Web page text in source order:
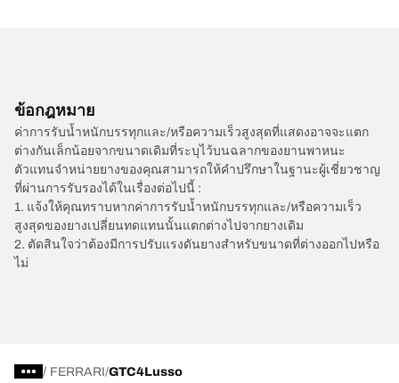
ข้อกฎหมาย
ค่าการรับน้ำหนักบรรทุกและ/หรือความเร็วสูงสุดที่แสดงอาจจะแตก
ต่างกันเล็กน้อยจากขนาดเดิมที่ระบุไว้บนฉลากของยานพาหนะ
ตัวแทนจำหน่ายยางของคุณสามารถให้คำปรึกษาในฐานะผู้เชี่ยวชาญ
ที่ผ่านการรับรองได้ในเรื่องต่อไปนี้ :
1. แจ้งให้คุณทราบหากค่าการรับน้ำหนักบรรทุกและ/หรือความเร็ว
สูงสุดของยางเปลี่ยนทดแทนนั้นแตกต่างไปจากยางเดิม
2. ตัดสินใจว่าต้องมีการปรับแรงดันยางสำหรับขนาดที่ต่างออกไปหรือ
ไม่
/ FERRARI GTC4Lusso